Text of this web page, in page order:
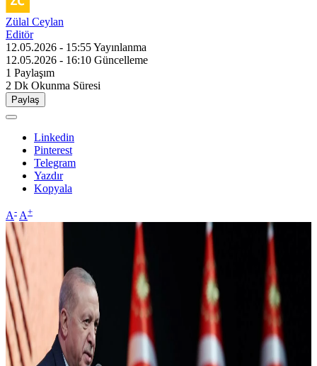
Zülal Ceylan
Editör
12.05.2026 - 15:55Yayınlanma
12.05.2026 - 16:10 Güncelleme
1 Paylaşım
2 Dk Okunma Süresi
Paylaş
Linkedin
Pinterest
Telegram
Yazdır
Kopyala
A- A+